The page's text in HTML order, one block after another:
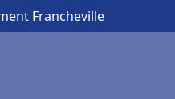
Francheville